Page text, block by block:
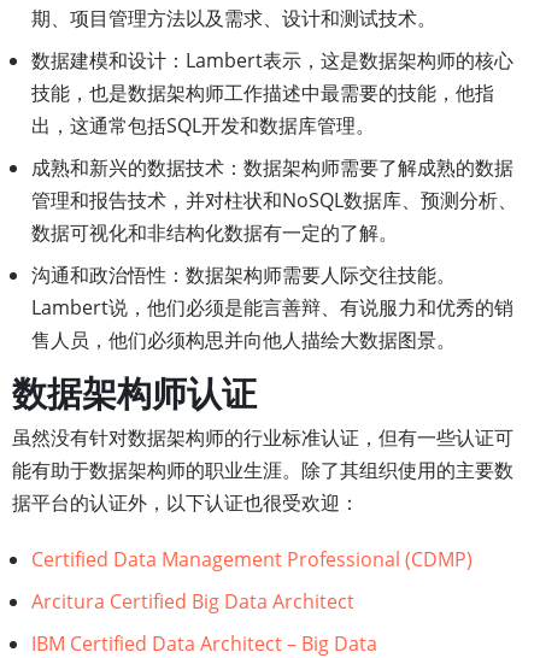
期、项目管理方法以及需求、设计和测试技术。
数据建模和设计：Lambert表示，这是数据架构师的核心
技能，也是数据架构师工作描述中最需要的技能，他指
出，这通常包括SQL开发和数据库管理。
成熟和新兴的数据技术：数据架构师需要了解成熟的数据
管理和报告技术，并对柱状和NoSQL数据库、预测分析、
数据可视化和非结构化数据有一定的了解。
沟通和政治悟性：数据架构师需要人际交往技能。
Lambert说，他们必须是能言善辩、有说服力和优秀的销
售人员，他们必须构思并向他人描绘大数据图景。
数据架构师认证
虽然没有针对数据架构师的行业标准认证，但有一些认证可
能有助于数据架构师的职业生涯。除了其组织使用的主要数
据平台的认证外，以下认证也很受欢迎：
Certified Data Management Professional (CDMP)
Arcitura Certified Big Data Architect
IBM Certified Data Architect – Big Data